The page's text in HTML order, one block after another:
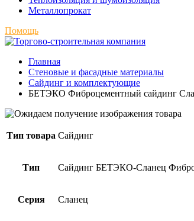
Металлопрокат
Помощь
Главная
Стеновые и фасадные материалы
Сайдинг и комплектующие
БЕТЭКО Фиброцементный сайдинг
Тип товара Сайдинг
Тип Сайдинг БЕТЭКО-Сланец
Серия Сланец